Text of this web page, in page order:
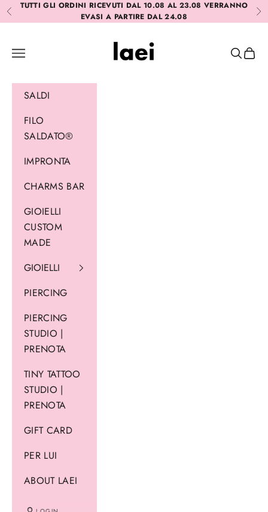
Vai al contenuto
Precedente
TUTTI GLI ORDINI RICEVUTI DAL 10.08 AL 23.08 VERRANNO
EVASI A PARTIRE DAL 24.08
Laei
Menù
Cerca
SALDI
FILO
SALDATO®
IMPRONTA
CHARMS BAR
GIOIELLI
CUSTOM
MADE
GIOIELLI
PIERCING
PIERCING
STUDIO |
PRENOTA
TINY TATTOO
STUDIO |
PRENOTA
GIFT CARD
PER LUI
ABOUT LAEI